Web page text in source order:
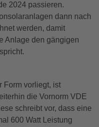
2024 passieren.
dann nach
werden, damit
Anlage den gängigen
Form vorliegt, ist
die Vornorm VDE
schreibt vor, dass eine
600 Watt Leistung